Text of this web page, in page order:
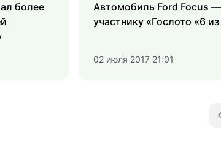
более
Автомобиль Ford Focus —
участнику «Гослото «6
02 июля 2017 21:01